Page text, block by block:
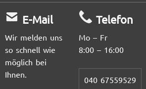
E-Mail
Wir melden uns
so schnell wie
möglich bei
Ihnen.
Telefon
Mo – Fr
8:00 – 16:00
040 67559529